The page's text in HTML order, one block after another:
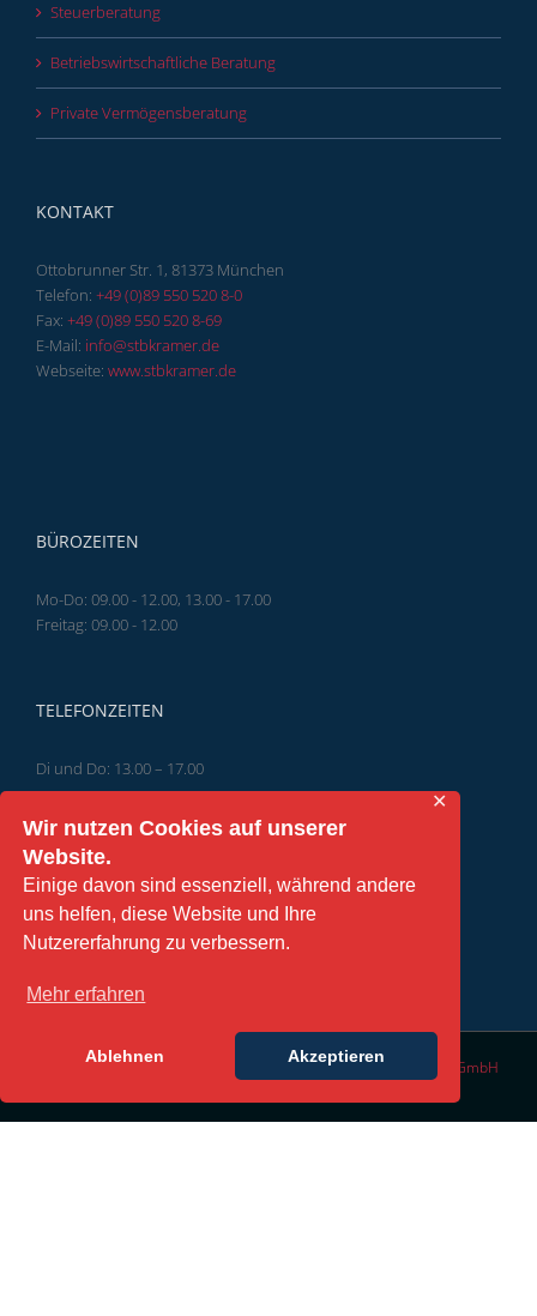
Wir nutzen Cookies auf unserer
Website.
Einige davon sind essenziell, während andere
uns helfen, diese Website und Ihre
Nutzererfahrung zu verbessern.
Mehr erfahren
Ablehnen Akzeptieren
✕
Steuerberatung
Betriebswirtschaftliche Beratung
Private Vermögensberatung
KONTAKT
Ottobrunner Str. 1, 81373 München
Telefon: +49 (0)89 550 520 8-0
Fax: +49 (0)89 550 520 8-69
E-Mail: info@stbkramer.de
Webseite: www.stbkramer.de
BÜROZEITEN
Mo-Do: 09.00 - 12.00, 13.00 - 17.00
Freitag: 09.00 - 12.00
TELEFONZEITEN
Di und Do: 13.00 – 17.00
TERMIN VEREINBAREN
© Copyright 2016 | All Rights Reserved | Design byDesignLabs GmbH